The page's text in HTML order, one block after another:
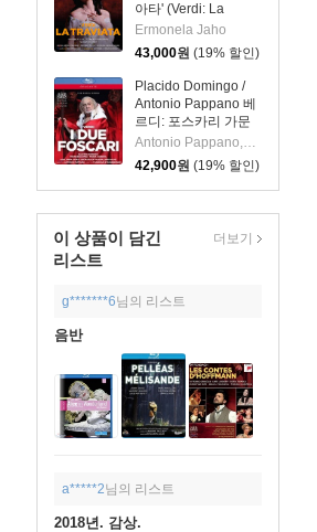
아타' (Verdi: La
Traviata)
Ermonela Jaho
43,000원 (19% 할인)
Placido Domingo /
Antonio Pappano 베
르디: 포스카리 가문
의 두 사람 (Verdi: I
Due Foscari) 플라시
도 도밍고
Antonio Pappano,Placido Domingo,Giuseppe Verdi,Royal Opera House Orchestra,Francesco Meli,Maria Agresta
42,900원 (19% 할인)
이 상품이 담긴
리스트
더보기
g*******6님의 리스트
음반
a*****2님의 리스트
2018년. 감상.